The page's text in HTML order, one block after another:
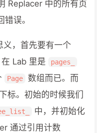
Replacer 中的所有页
误。
，首先要有一个
Lab 里是 pages_
Page 数组而已。而
标。初始的时候我们
中，并初始化
通过引用计数